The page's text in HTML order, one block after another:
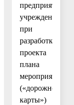
предприятий,
учреждений
при
разработке
проекта
плана
мероприятий
(«дорожной
карты»)